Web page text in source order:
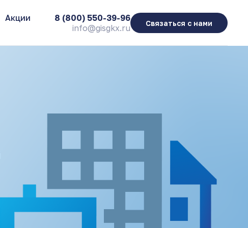
Акции
8 (800) 550-39-96
info@gisgkx.ru
Связаться с нами